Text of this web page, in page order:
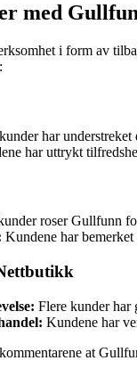
med
i form av
har
har uttrykt
roser Gullfunn
Kundene har
Flere kunder
Kundene har
at